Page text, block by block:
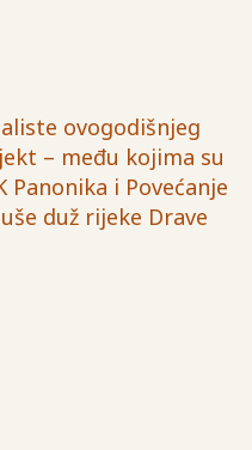
ovogodišnjeg
– među kojima su
Panonika i Povećanje
duž rijeke Drave